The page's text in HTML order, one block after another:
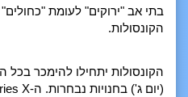
בתי אב "ירוקים" לעומת
הקונסולות.